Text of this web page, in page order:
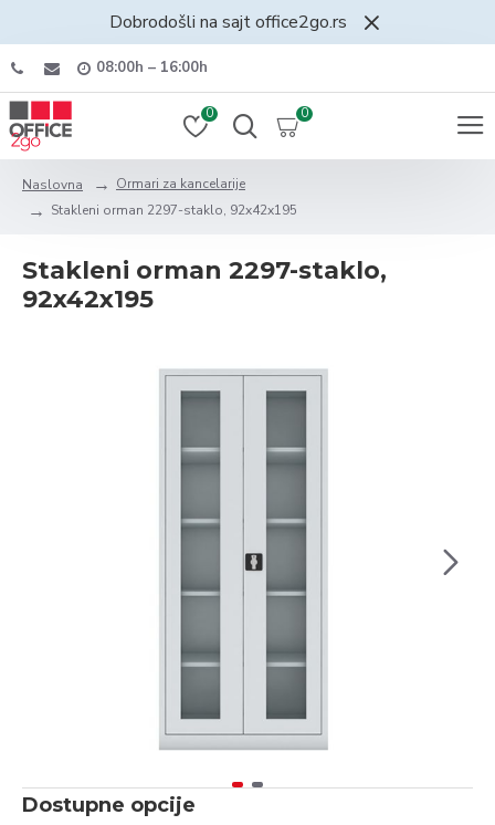
Dobrodošli na sajt office2go.rs
08:00h – 16:00h
0 0
Naslovna
Ormari za kancelarije
Stakleni orman 2297-staklo, 92x42x195
Stakleni orman 2297-staklo,
92x42x195
Dostupne opcije